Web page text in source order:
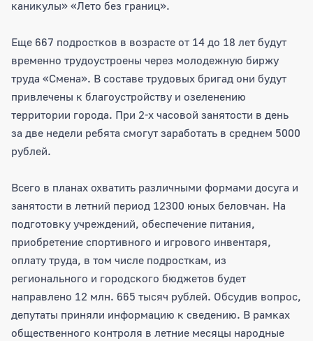
каникулы» «Лето без границ».
Еще 667 подростков в возрасте от 14 до 18 лет будут
временно трудоустроены через молодежную биржу
труда «Смена». В составе трудовых бригад они будут
привлечены к благоустройству и озеленению
территории города. При 2-х часовой занятости в день
за две недели ребята смогут заработать в среднем 5000
рублей.
Всего в планах охватить различными формами досуга и
занятости в летний период 12300 юных беловчан. На
подготовку учреждений, обеспечение питания,
приобретение спортивного и игрового инвентаря,
оплату труда, в том числе подросткам, из
регионального и городского бюджетов будет
направлено 12 млн. 665 тысяч рублей. Обсудив вопрос,
депутаты приняли информацию к сведению. В рамках
общественного контроля в летние месяцы народные